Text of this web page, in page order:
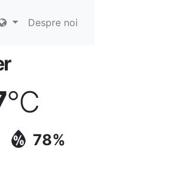
Despre noi
°C
78%